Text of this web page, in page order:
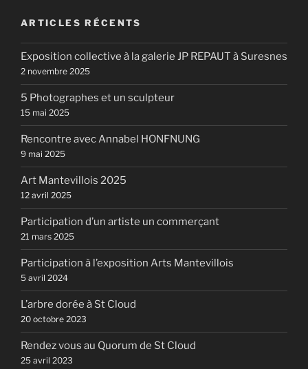
ARTICLES RÉCENTS
Exposition collective à la galerie JP REPAUT à Suresnes
2 novembre 2025
5 Photographes et un sculpteur
15 mai 2025
Rencontre avec Annabel HONFNUNG
9 mai 2025
Art Mantevillois 2025
12 avril 2025
Participation d’un artiste un commerçant
21 mars 2025
Participation à l’exposition Arts Mantevillois
5 avril 2024
L’arbre dorée à St Cloud
20 octobre 2023
Rendez vous au Quorum de St Cloud
25 avril 2023